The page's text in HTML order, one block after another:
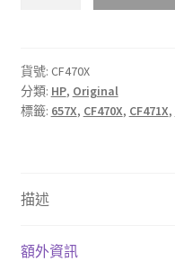
印
量
原
粉
數
貨號: CF470X
分類: HP, Original
標籤: 657X, CF470X, CF471X,
描述
額外資訊